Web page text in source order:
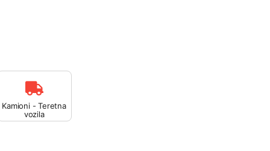
Kamioni - Teretna
vozila